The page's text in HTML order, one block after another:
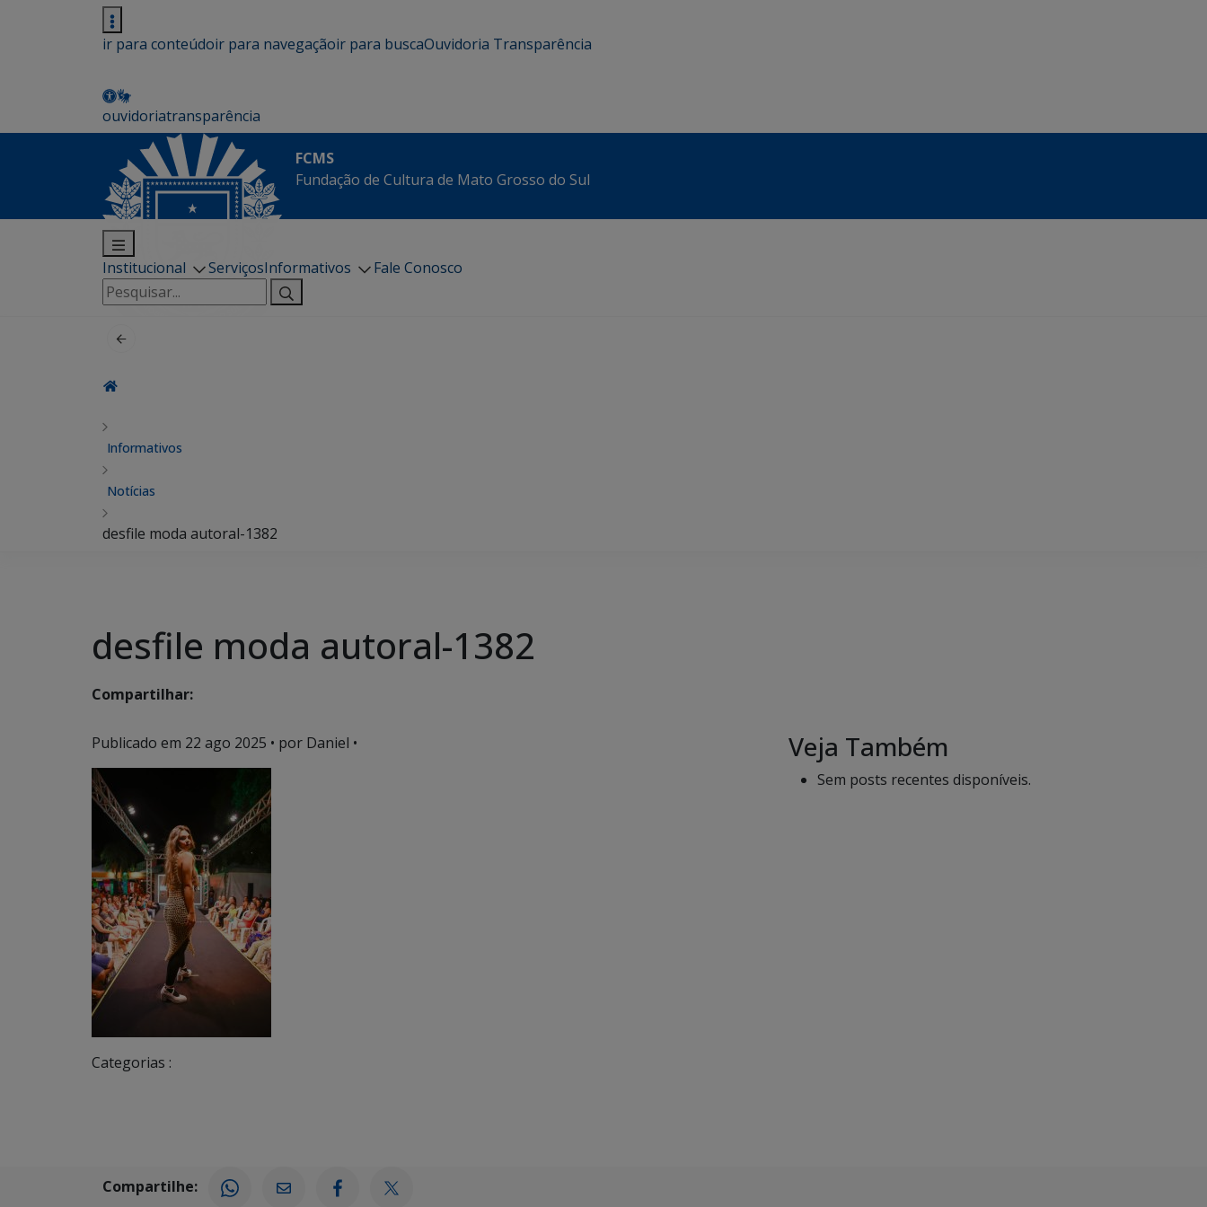
ir para conteúdoir para navegaçãoir para buscaOuvidoria Transparência
ouvidoriatransparência
FCMS
Fundação de Cultura de Mato Grosso do Sul
Institucional ServiçosInformativos
Fale Conosco
Pesquisar
por:
Informativos
Notícias
desfile moda autoral-1382
desfile moda autoral-1382
Compartilhar:
Publicado em 22 ago 2025 • por Daniel •
Categorias :
Veja Também
Sem posts recentes disponíveis.
Compartilhe: